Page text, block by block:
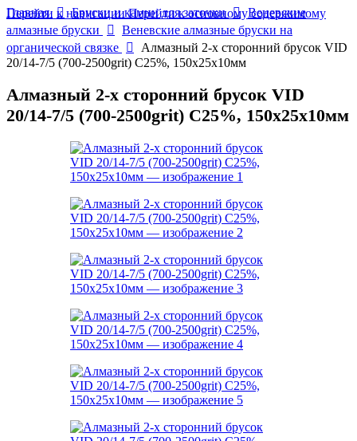
Перейти к навигацииПерейти к основному содержимому
Главная Бруски и камни для заточки
Веневские
алмазные бруски
Веневские алмазные бруски на
органической связке
Алмазный 2-х сторонний брусок VID
20/14-7/5 (700-2500grit) С25%, 150х25х10мм
Алмазный 2-х сторонний брусок VID
20/14-7/5 (700-2500grit) С25%, 150х25х10мм